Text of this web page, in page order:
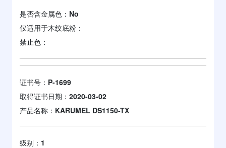
是否含金属色： No
仅适用于木纹底粉：
禁止色：
证书号： P-1699
取得证书日期： 2020-03-02
产品名称： KARUMEL DS1150-TX
级别： 1